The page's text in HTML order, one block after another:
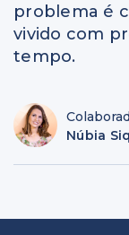
problema é
vivido com
tempo.
Núbia